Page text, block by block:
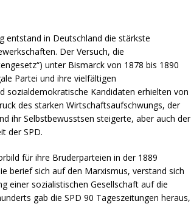
entstand in Deutschland die stärkste
Der Versuch, die
unter Bismarck von 1878 bis 1890
Partei und ihre vielfältigen
sozialdemokratische Kandidaten erhielten von
des starken Wirtschaftsaufschwungs, der
ihr Selbstbewusstsen steigerte, aber auch der
der SPD.
für ihre Bruderparteien in der 1889
berief sich auf den Marxismus, verstand sich
einer sozialistischen Gesellschaft auf die
gab die SPD 90 Tageszeitungen heraus,